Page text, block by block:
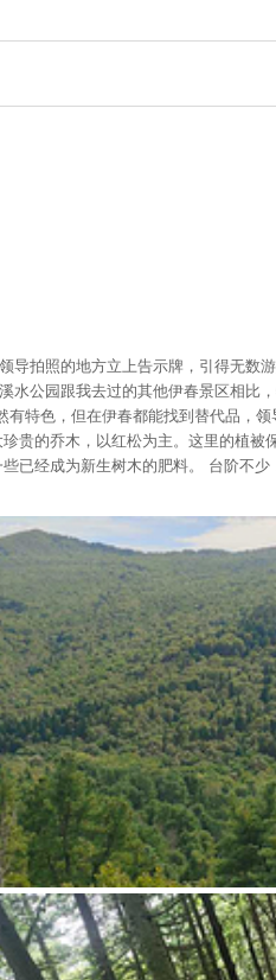
拍照的地方立上告示牌，引得无数游
水公园跟我去过的其他伊春景区相比
特色，但在伊春都能找到替代品，
贵的乔木，以红松为主。这里的植被
已经成为新生树木的肥料。 台阶不
，瞭望塔只可同时登临10人，塔下有
脚处就是领导调研点位，大批的旅行
车站点，乘车回到游客中心。仍有
可以根据自己的实际情况选择线路。